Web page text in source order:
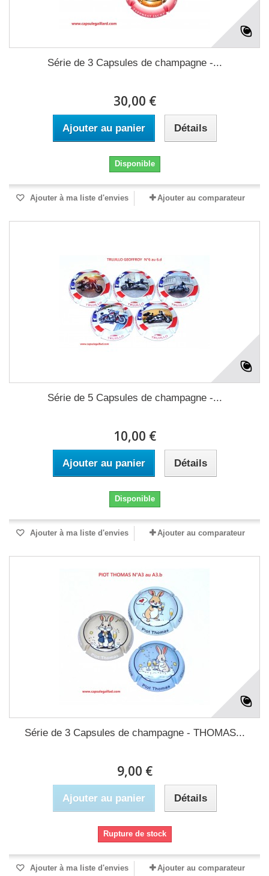
Série de 3 Capsules de champagne -...
30,00 €
Ajouter au panier Détails
Disponible
Ajouter à ma liste d'envies Ajouter au comparateur
Série de 5 Capsules de champagne -...
10,00 €
Ajouter au panier Détails
Disponible
Ajouter à ma liste d'envies Ajouter au comparateur
Série de 3 Capsules de champagne - THOMAS...
9,00 €
Ajouter au panier Détails
Rupture de stock
Ajouter à ma liste d'envies Ajouter au comparateur